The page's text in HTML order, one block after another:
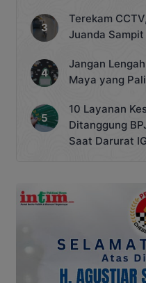
Terekam
Juanda
Jangan
Maya yang
10 Layanan
Ditanggung
Saat Darurat